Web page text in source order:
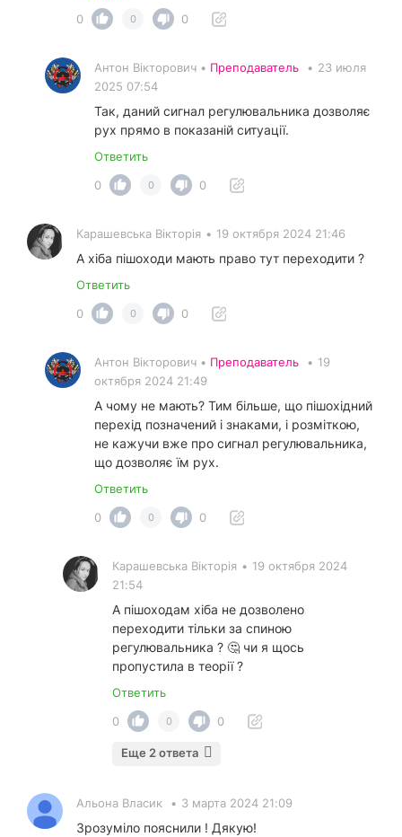
0
0 0
Антон Вікторович • Преподаватель • 23 июля
2025 07:54
Так, даний сигнал регулювальника дозволяє
рух прямо в показаній ситуації.
Ответить
0
0 0
Карашевська Вікторія • 19 октября 2024 21:46
А хіба пішоходи мають право тут переходити ?
Ответить
0
0 0
Антон Вікторович • Преподаватель • 19
октября 2024 21:49
А чому не мають? Тим більше, що пішохідний
перехід позначений і знаками, і розміткою,
не кажучи вже про сигнал регулювальника,
що дозволяє їм рух.
Ответить
0
0 0
Карашевська Вікторія • 19 октября 2024
21:54
А пішоходам хіба не дозволено
переходити тільки за спиною
регулювальника ? 🤔 чи я щось
пропустила в теорії ?
Ответить
0
0 0
Еще 2 ответа
Альона Власик • 3 марта 2024 21:09
Зрозуміло пояснили ! Дякую!